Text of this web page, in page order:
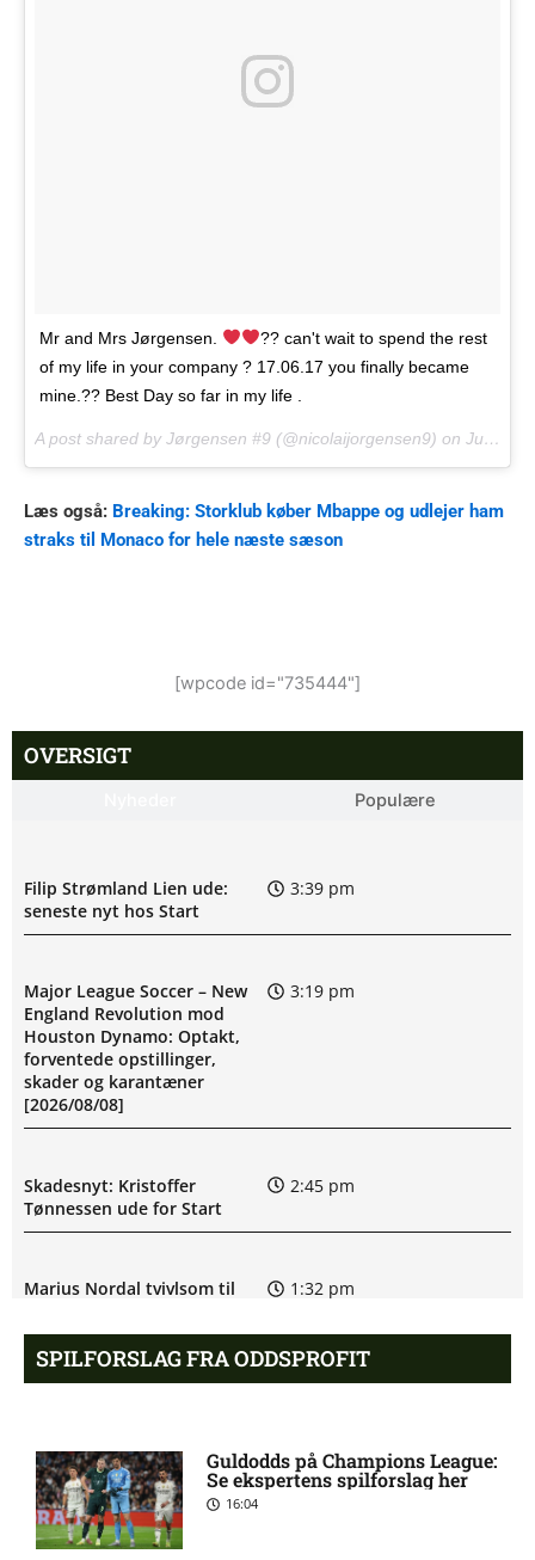
Mr and Mrs Jørgensen.
?? can't wait to spend the rest
of my life in your company ? 17.06.17 you finally became
mine.?? Best Day so far in my life .
A post shared by Jørgensen #9 (@nicolaijorgensen9) on Jun 19, 2017 at 4:48am PDT
Læs også: Breaking: Storklub køber Mbappe og udlejer ham
straks til Monaco for hele næste sæson
[wpcode id="735444"]
OVERSIGT
Populære
Filip Strømland Lien ude:
seneste nyt hos Start
3:39 pm
Major League Soccer – New
England Revolution mod
Houston Dynamo: Optakt,
forventede opstillinger,
skader og karantæner
[2026/08/08]
3:19 pm
Skadesnyt: Kristoffer
Tønnessen ude for Start
2:45 pm
Marius Nordal tvivlsom til
1:32 pm
skader og karantæner
[2026/08/08]
SPILFORSLAG FRA ODDSPROFIT
Guldodds på Champions League:
Se ekspertens spilforslag her
16:04